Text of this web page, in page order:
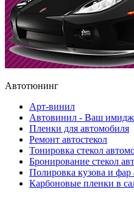
Автотюнинг
Арт-винил
Автовинил - Ваш имидж
Пленки для автомобиля
Ремонт автостекол
Тонировка стекол
Бронирование стекол
Полировка кузова и фар
Карбоновые пленки в